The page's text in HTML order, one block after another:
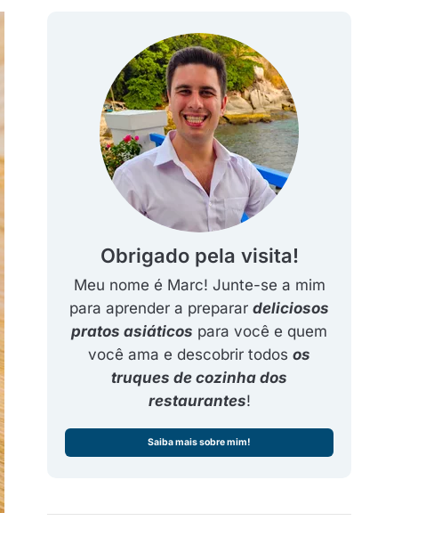
Obrigado pela visita!
Meu nome é Marc! Junte-se a mim
para aprender a preparar deliciosos
pratos asiáticos para você e quem
você ama e descobrir todos os
truques de cozinha dos
restaurantes!
Saiba mais sobre mim!